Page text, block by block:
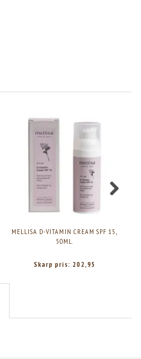
MELLISA D-VITAMIN CREAM SPF 15,
50ML.
Skarp pris: 202,95